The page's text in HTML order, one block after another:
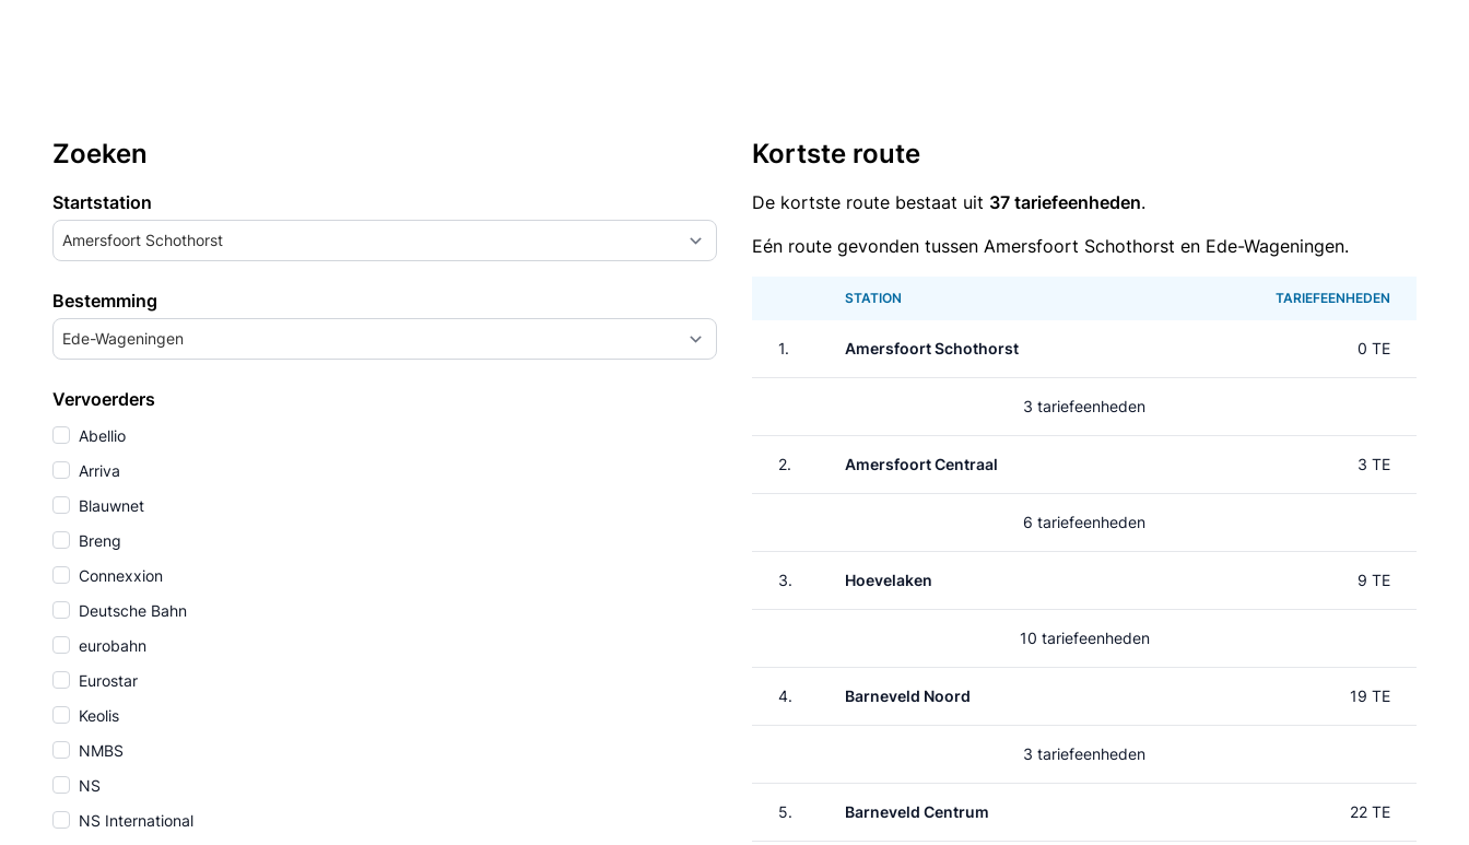
Zoeken
Startstation
Amersfoort Schothorst
Bestemming
Ede-Wageningen
Vervoerders
Abellio
Arriva
Blauwnet
Breng
Connexxion
Deutsche Bahn
eurobahn
Eurostar
Keolis
NMBS
NS
NS International
Kortste route
De kortste route bestaat uit 37 tariefeenheden.
Eén route gevonden tussen Amersfoort Schothorst en Ede-Wageningen.
STATION TARIEFEENHEDEN
1. Amersfoort Schothorst 0 TE
3 tariefeenheden
2. Amersfoort Centraal 3 TE
6 tariefeenheden
3. Hoevelaken 9 TE
10 tariefeenheden
4. Barneveld Noord 19 TE
3 tariefeenheden
5. Barneveld Centrum 22 TE